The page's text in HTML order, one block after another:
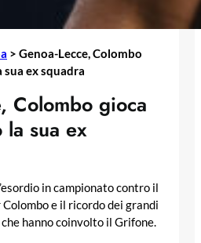
> Genoa-Lecce, Colombo
ex squadra
Colombo gioca
la sua ex
in campionato contro il
Colombo e il ricordo dei grandi
hanno coinvolto il Grifone.